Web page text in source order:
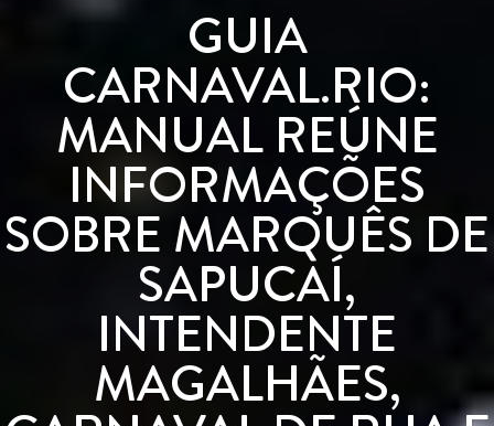
GUIA
CARNAVAL.RIO:
MANUAL REÚNE
INFORMAÇÕES
SOBRE MARQUÊS DE
SAPUCAÍ,
INTENDENTE
MAGALHÃES,